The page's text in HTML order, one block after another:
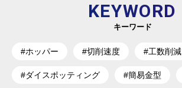
KEYWORD
キーワード
#ホッパー #切削速度 #工数削減
#ダイスポッティング #簡易金型